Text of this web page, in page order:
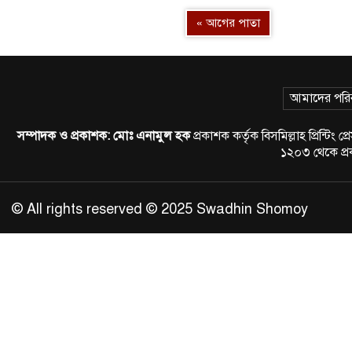
« আগের পাতা
আমাদের
সম্পাদক ও প্রকাশক: মোঃ এনামুল হকপ্রকাশক কর্তৃক বিসমিল্লাহ
১২০৩ থেকে
© All rights reserved © 2025 Swadhin Shomoy